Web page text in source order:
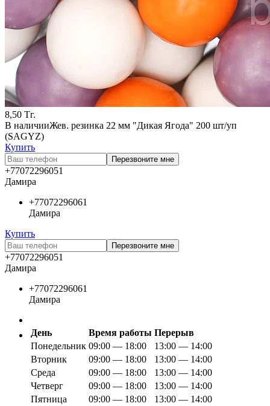
8,50 Тг.
В наличииЖев. резинка 22 мм "Дикая Ягода" 200 шт/уп
(SAGYZ)
Купить
Перезвоните мне
+77072296051
Дамира
+77072296061
Дамира
Купить
Перезвоните мне
+77072296051
Дамира
+77072296061
Дамира
День Время работы Перерыв
Понедельник 09:00 — 18:00
13:00 — 14:00
Вторник
09:00 — 18:00
13:00 — 14:00
Среда
09:00 — 18:00
13:00 — 14:00
Четверг
09:00 — 18:00
13:00 — 14:00
Пятница
09:00 — 18:00
13:00 — 14:00